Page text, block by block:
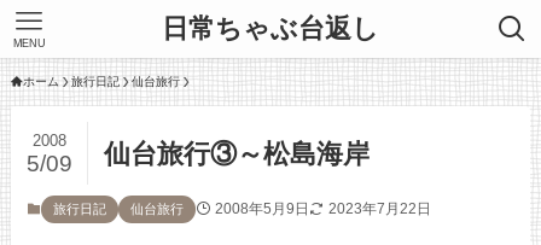
日常ちゃぶ台返し
MENU
ホーム 旅行日記 仙台旅行
仙台旅行③～松島海岸
2008
5/09
旅行日記 仙台旅行 2008年5月9日 2023年7月22日